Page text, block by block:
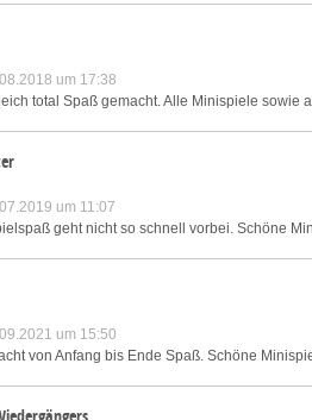
um 17:38
total Spaß gemacht. Alle Minispiele
um 11:07
geht nicht so schnell vorbei. Schöne
um 15:50
von Anfang bis Ende Spaß. Schöne